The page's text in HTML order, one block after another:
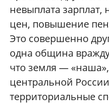
невыплата
цен, повышение
Это совершенно
одна община
что земля —
центральной
территориальные